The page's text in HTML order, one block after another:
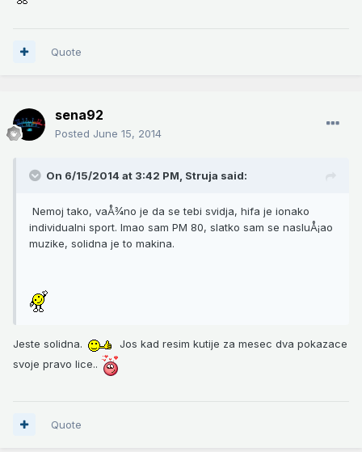
Quote
sena92
Posted June 15, 2014
On 6/15/2014 at 3:42 PM, Struja said:
Nemoj tako, vaÅ¾no je da se tebi svidja, hifa je ionako
individualni sport. Imao sam PM 80, slatko sam se nasluÅ¡ao
muzike, solidna je to makina.
Jeste solidna.
Jos kad resim kutije za mesec dva pokazace
svoje pravo lice..
Quote